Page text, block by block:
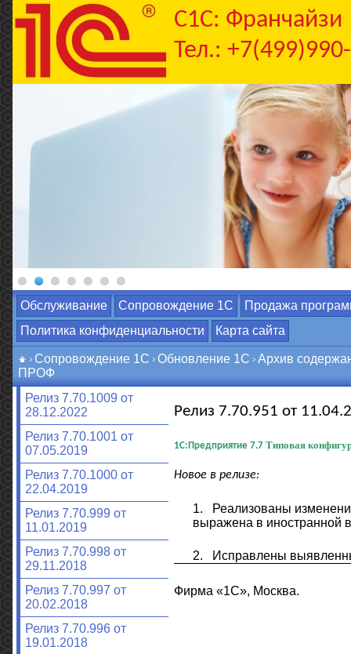
C1С: Франчайзи
Тел.:
Обслуживание Сопровождение 1С
Продажа
Политика конфиденциальности
Карта сайта
Сопровождение 1С Обновление 1С
Архив
ПРОФ
Релиз 7.70.1009 от
28.12.2022
Релиз 7.70.1001 от
07.05.2019
Релиз 7.70.1000 от
22.04.2019
Релиз 7.70.999 от
11.01.2019
Релиз 7.70.998 от
29.11.2018
Релиз 7.70.997 от
20.02.2018
Релиз 7.70.996 от
19.01.2018
Релиз 7.70.951 от
1С:Предприятие 7.7 Типовая
Новое в релизе:
1.
Реализованы
выражена в иностранной
2. Исправлены
Фирма «1С», Москва.